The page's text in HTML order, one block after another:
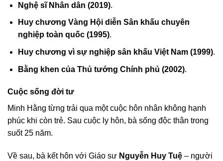
Nghệ sĩ Nhân dân (2019).
Huy chương Vàng Hội diễn Sân khấu chuyên
nghiệp toàn quốc (1995).
Huy chương vì sự nghiệp sân khấu Việt Nam (1999).
Bằng khen của Thủ tướng Chính phủ (2002).
Cuộc sống đời tư
Minh Hằng từng trải qua một cuộc hôn nhân không hạnh
phúc khi còn trẻ. Sau cuộc ly hôn, bà sống độc thân trong
suốt 25 năm.
Về sau, bà kết hôn với Giáo sư Nguyễn Huy Tuệ – người